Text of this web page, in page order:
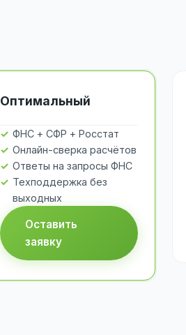
Оптимальный
ФНС + СФР + Росстат
Онлайн-сверка расчётов
Ответы на запросы ФНС
Техподдержка без
выходных
Оставить
заявку